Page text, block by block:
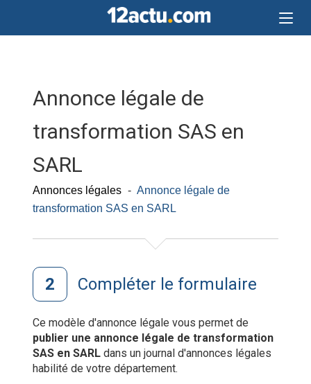
Annonce légale de
transformation SAS en
SARL
Annonces légales - Annonce légale de
transformation SAS en SARL
Compléter le formulaire
Ce modèle d'annonce légale vous permet de
publier une annonce légale de transformation
SAS en SARL dans un journal d'annonces légales
habilité de votre département.